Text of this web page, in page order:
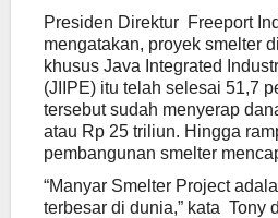
Presiden Direktur Freeport
mengatakan, proyek smelter
khusus Java Integrated
(JIIPE) itu telah selesai 51,7
tersebut sudah menyerap
atau Rp 25 triliun. Hingga
pembangunan smelter
“Manyar Smelter Project
terbesar di dunia,” kata Tony